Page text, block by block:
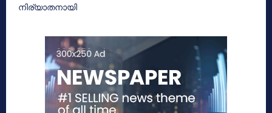
നിര്യാതനായി